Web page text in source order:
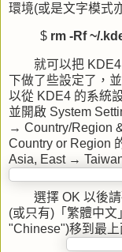
環境(或是文字模式
$ rm -Rf ~/
就可以把 KDE4
下做了些設定了，
以從 KDE4 的系統
並開啟 System
→ Country/Region
Country or Region
Asia, East →
選擇 OK 以後請
(或只有)「繁體中
"Chinese")移到最上